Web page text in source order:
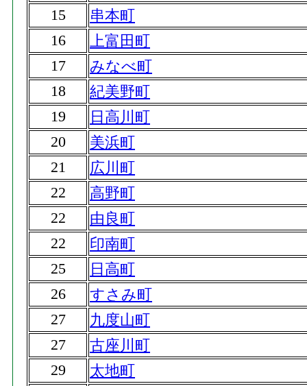
15
串本町
16
上富田町
17
みなべ町
18
紀美野町
19
日高川町
20
美浜町
21
広川町
22
高野町
22
由良町
22
印南町
25
日高町
26
すさみ町
27
九度山町
27
古座川町
29
太地町